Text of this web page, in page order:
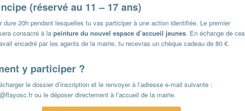
(réservé au 11 – 17 ans)
dure 20h pendant lesquelles tu vas participer à une action identifiée. Le premier
consacré à lapeinture du nouvel espace d’accueil jeunes. En échange de ces
encadré par les agents de la mairie, tu recevras un chèque cadeau de 80 €.
y participer ?
le dossier d’inscription et le renvoyer à l’adresse e-mail suivante :
ou le déposer directement à l’accueil de la mairie.